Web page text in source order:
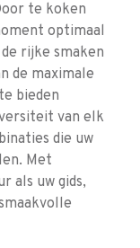
te koken
optimaal
rijke smaken
de maximale
bieden
van elk
die uw
Met
als uw gids,